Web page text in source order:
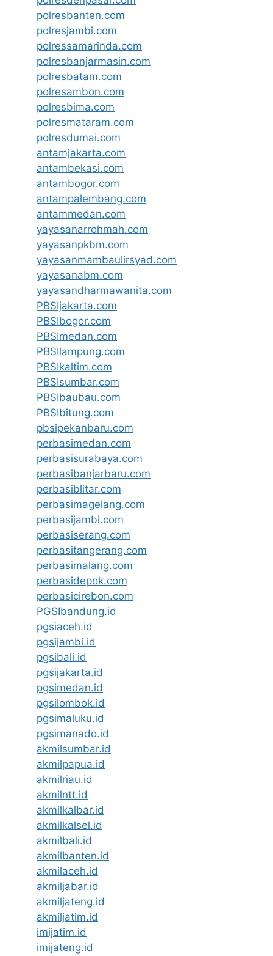
polresbanten.com
polresjambi.com
polressamarinda.com
polresbanjarmasin.com
polresbatam.com
polresambon.com
polresbima.com
polresmataram.com
polresdumai.com
antamjakarta.com
antambekasi.com
antambogor.com
antampalembang.com
antammedan.com
yayasanarrohmah.com
yayasanpkbm.com
yayasanmambaulirsyad.com
yayasanabm.com
yayasandharmawanita.com
PBSIjakarta.com
PBSIbogor.com
PBSImedan.com
PBSIlampung.com
PBSIkaltim.com
PBSIsumbar.com
PBSIbaubau.com
PBSIbitung.com
pbsipekanbaru.com
perbasimedan.com
perbasisurabaya.com
perbasibanjarbaru.com
perbasiblitar.com
perbasimagelang.com
perbasijambi.com
perbasiserang.com
perbasitangerang.com
perbasimalang.com
perbasidepok.com
perbasicirebon.com
PGSIbandung.id
pgsiaceh.id
pgsijambi.id
pgsibali.id
pgsijakarta.id
pgsimedan.id
pgsilombok.id
pgsimaluku.id
pgsimanado.id
akmilsumbar.id
akmilpapua.id
akmilriau.id
akmilntt.id
akmilkalbar.id
akmilkalsel.id
akmilbali.id
akmilbanten.id
akmilaceh.id
akmiljabar.id
akmiljateng.id
akmiljatim.id
imijatim.id
imijateng.id